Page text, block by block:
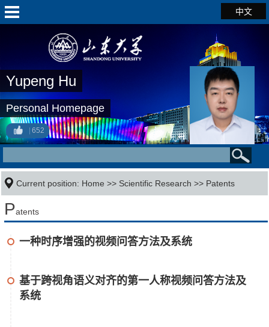
中文
Yupeng Hu
Personal Homepage
652
Current position: Home >> Scientific Research >> Patents
Patents
一种时序增强的视频问答方法及系统
基于跨视角语义对齐的第一人称视频问答方法及
系统